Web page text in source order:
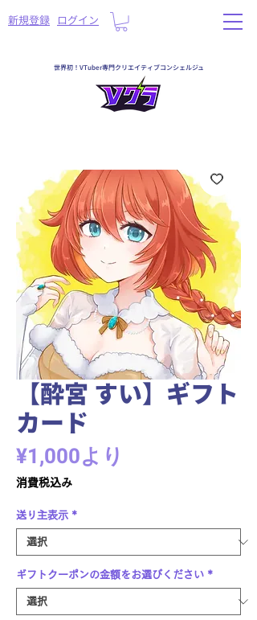
​新規登録 ログイン
世界初！VTuber専門クリエイティブコンシェルジュ
【酔宮 すい】ギフト
カード
¥1,000より
価
格
消費税込み
送り主表示 *
ギフトクーポンの金額をお選びください *